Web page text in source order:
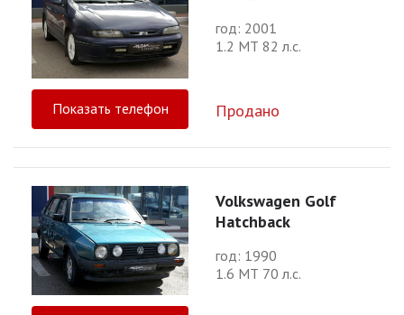
год: 2001
1.2 МТ 82 л.с.
Показать телефон Продано
Volkswagen Golf
Hatchback
год: 1990
1.6 МТ 70 л.с.